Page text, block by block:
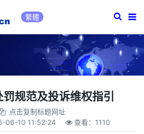
繁體
规范及投诉维权指引
点击复制标题网址
06-10 11:52:24 查看： 1110